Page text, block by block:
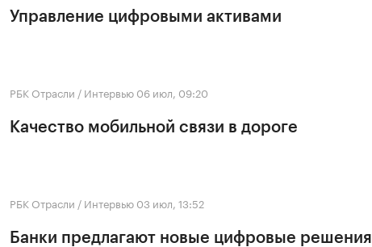
Управление цифровыми активами
РБК Отрасли / Интервью 06 июл, 09:20
Качество мобильной связи в дороге
РБК Отрасли / Интервью 03 июл, 13:52
Банки предлагают новые цифровые решения